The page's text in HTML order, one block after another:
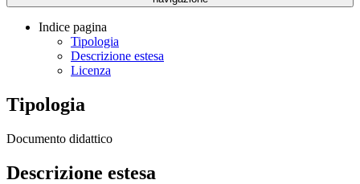
Indice pagina
Tipologia
Descrizione estesa
Licenza
Tipologia
Documento didattico
Descrizione estesa